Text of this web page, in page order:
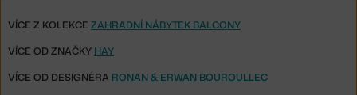
VÍCE Z KOLEKCE ZAHRADNÍ NÁBYTEK BALCONY
VÍCE OD ZNAČKY HAY
VÍCE OD DESIGNÉRA RONAN & ERWAN BOUROULLEC